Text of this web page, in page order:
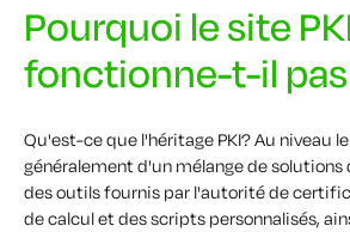
Pourquoi le site
fonctionne-t-il
Qu'est-ce que l'héritage PKI? Au niveau
généralement d'un mélange de
des outils fournis par l'autorité de
de calcul et des scripts personnalisés,